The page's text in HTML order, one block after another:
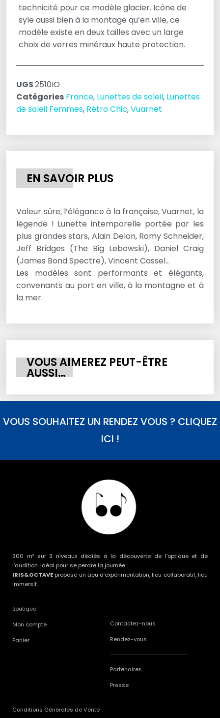
technicité pour ce modèle glacier. Icône de
syle aussi bien à la montage qu’en ville, ce
modèle existe en deux tailles avec un large
choix de verres minéraux haute protection.
UGS2510IO
Catégories France, Lunettes de soleil, Lunettes
de soleil Femmes, Rétro Chic,Vuarnet
EN SAVOIR PLUS
Valeur sûre, l’élégance à la française, Vuarnet, la
légende ! Lunette intemporelle portée par les
plus grandes stars, Alain Delon, Romy Schneider,
Jeff Bridges (The Big Lebowski), Daniel Craig
(James Bond Spectre), Vincent Cassel…
Les modèles sont performants et élégants,
convenants au port en ville, à la montagne et à
la mer.
VOUS AIMEREZ PEUT-ÊTRE
AUSSI…
VOUS SOUHAITEZ UN RENDEZ VOUS ? CLIQUEZ
ICI !
300 m² sur 3 niveaux dédiés à la découverte de l’optique et de
l’audition. Idéal pour se perdre la journée.
IRIS&OCTAVE propose un Lieu d’expérimentation, lieu collaboratif, lieu
immersif.
Boutique
Mon compte
Panier
Contactez-nous
Rendez-vous
Partenaires
Presse
Conditions Générales de Vente